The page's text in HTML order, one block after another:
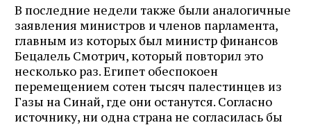
В последние недели также были аналогичные
заявления министров и членов парламента,
главным из которых был министр финансов
Бецалель Смотрич, который повторил это
несколько раз. Египет обеспокоен
перемещением сотен тысяч палестинцев из
Газы на Синай, где они останутся. Согласно
источнику, ни одна страна не согласилась бы